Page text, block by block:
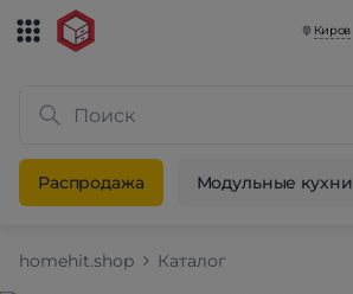
Киров
Распродажа Модульные кухни
homehit.shop Каталог